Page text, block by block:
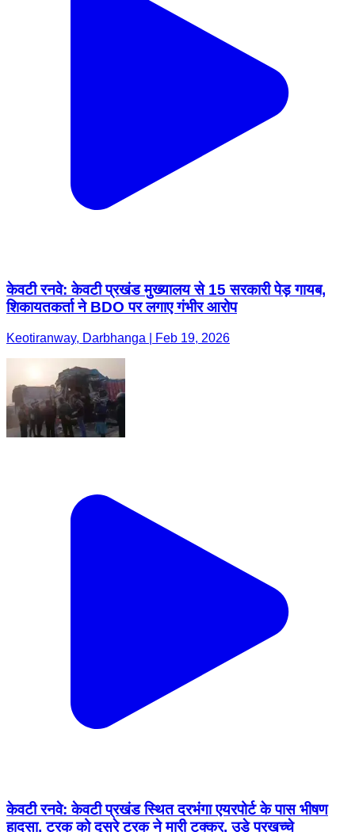
केवटी रनवे: केवटी प्रखंड मुख्यालय से 15 सरकारी पेड़ गायब,
शिकायतकर्ता ने BDO पर लगाए गंभीर आरोप
Keotiranway, Darbhanga | Feb 19, 2026
केवटी रनवे: केवटी प्रखंड स्थित दरभंगा एयरपोर्ट के पास भीषण
हादसा, ट्रक को दूसरे ट्रक ने मारी टक्कर, उड़े परखच्चे